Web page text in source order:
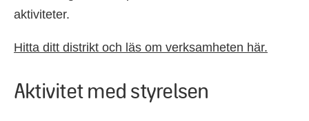
aktiviteter.
Hitta ditt distrikt och läs om verksamheten här.
Aktivitet med styrelsen